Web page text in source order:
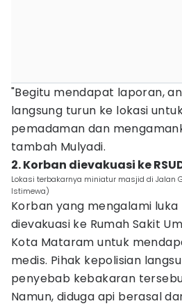
"Begitu mendapat laporan,
langsung turun ke lokasi
pemadaman dan
tambah Mulyadi.
2. Korban dievakuasi ke
Lokasi terbakarnya miniatur masjid di Jalan
Istimewa)
Korban yang mengalami
dievakuasi ke Rumah Sakit
Kota Mataram untuk
medis. Pihak kepolisian
penyebab kebakaran
Namun, diduga api berasal